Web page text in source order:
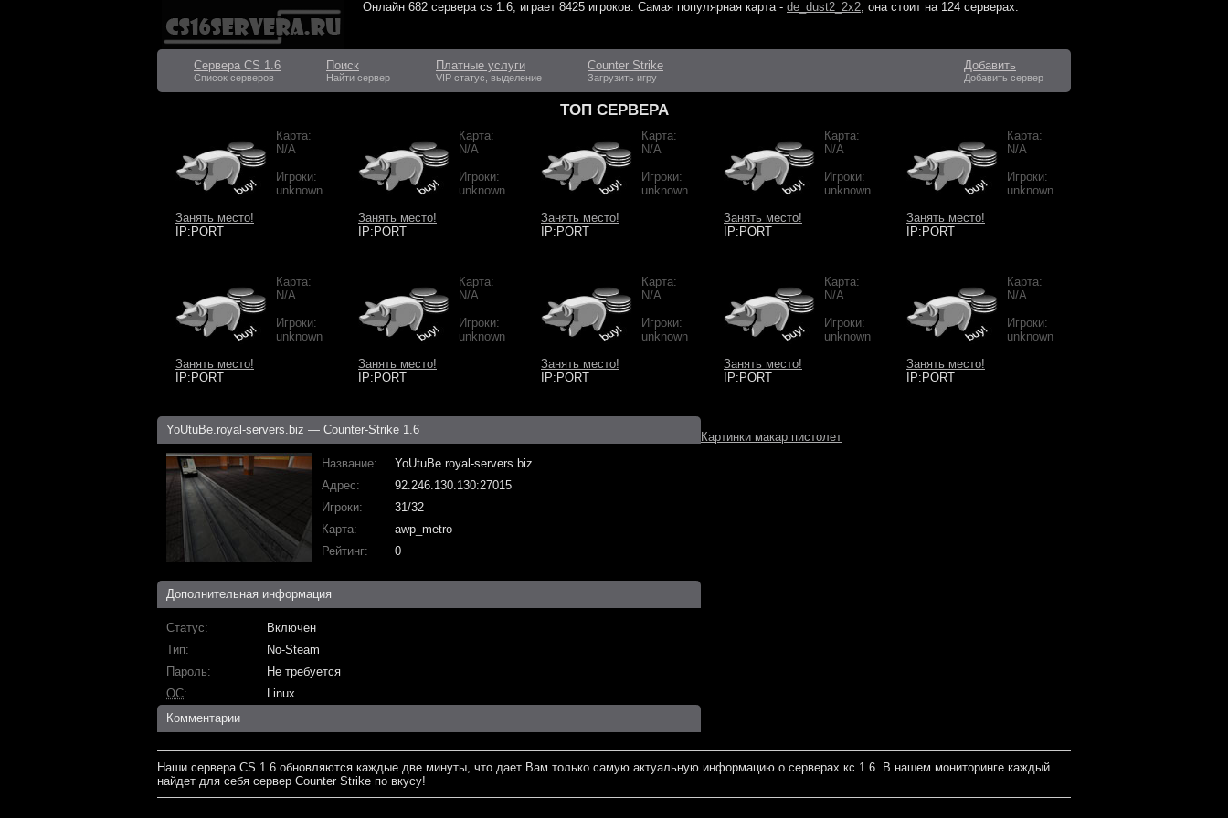
Онлайн 682 сервера cs 1.6, играет 8425 игроков. Самая популярная карта - de_dust2_2x2, она стоит на 124 серверах.
Сервера CS 1.6
Список серверов
Поиск
Найти сервер
Платные услуги
VIP статус, выделение
Counter Strike
Загрузить игру
Добавить
Добавить сервер
ТОП СЕРВЕРА
Карта:
N/A
Игроки:
unknown
Занять место!
IP:PORT
Карта:
N/A
Игроки:
unknown
Занять место!
IP:PORT
Карта:
N/A
Игроки:
unknown
Занять место!
IP:PORT
Карта:
N/A
Игроки:
unknown
Занять место!
IP:PORT
Карта:
N/A
Игроки:
unknown
Занять место!
IP:PORT
Карта:
N/A
Игроки:
unknown
Занять место!
IP:PORT
Карта:
N/A
Игроки:
unknown
Занять место!
IP:PORT
Карта:
N/A
Игроки:
unknown
Занять место!
IP:PORT
Карта:
N/A
Игроки:
unknown
Занять место!
IP:PORT
Карта:
N/A
Игроки:
unknown
Занять место!
IP:PORT
YoUtuBe.royal-servers.biz — Counter-Strike 1.6
Название
YoUtuBe.royal-servers.biz
Адрес
92.246.130.130:27015
Игроки
31/32
Карта
awp_metro
Рейтинг
0
Дополнительная информация
Статус
Включен
Тип
No-Steam
Пароль
Не требуется
ОС
Linux
Комментарии
Картинки макар пистолет
Наши сервера CS 1.6 обновляются каждые две минуты, что дает Вам только самую актуальную информацию о серверах кс 1.6. В нашем мониторинге каждый
найдет для себя сервер Counter Strike по вкусу!